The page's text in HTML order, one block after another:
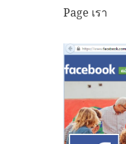
Page เรา